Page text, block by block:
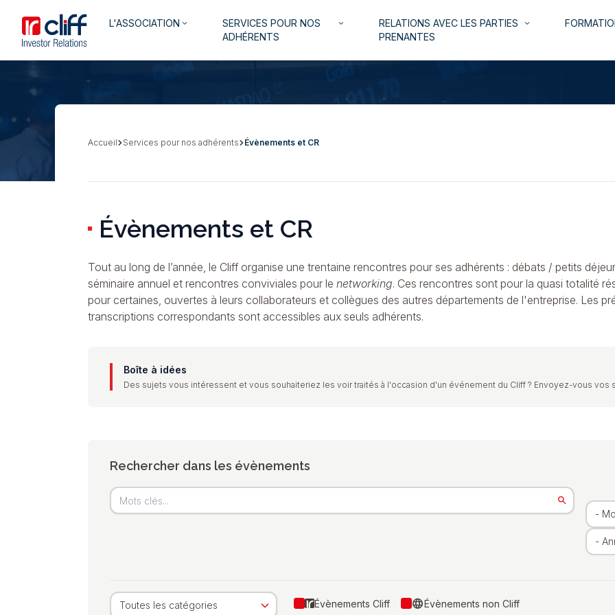
contenu
principal
Aller directement au contenu
Navigation
L'ASSOCIATION keyboard_arrow_down
SERVICES POUR NOS
ADHÉRENTS
keyboard_arrow_down
RELATIONS AVEC LES PARTIES
PRENANTES
keyboard_arrow_down
Fil
Accueil Services pour nos adhérents Évènements et CR
Évènements et CR
Tout au long de l’année, le Cliff organise une trentaine rencontres pour ses adhérents : débats / petits
séminaire annuel et rencontres conviviales pour le networking. Ces rencontres sont pour la quasi totalité
pour certaines, ouvertes à leurs collaborateurs et collègues des autres départements de l'entreprise. Les
transcriptions correspondants sont accessibles aux seuls adhérents.
Boîte à idées
Des sujets vous intéressent et vous souhaiteriez les voir traités à l'occasion d'un événement du Cliff ? Envoyez-vous vos
Rechercher dans les évènements
Toutes les catégories Évènements Cliff languageÉvènements non Cliff